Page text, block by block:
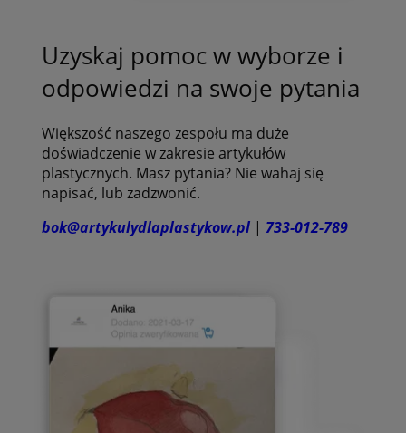
Uzyskaj pomoc w wyborze i
odpowiedzi na swoje pytania
Większość naszego zespołu ma duże
doświadczenie w zakresie artykułów
plastycznych. Masz pytania? Nie wahaj się
napisać, lub zadzwonić.
bok@artykulydlaplastykow.pl| 733-012-789